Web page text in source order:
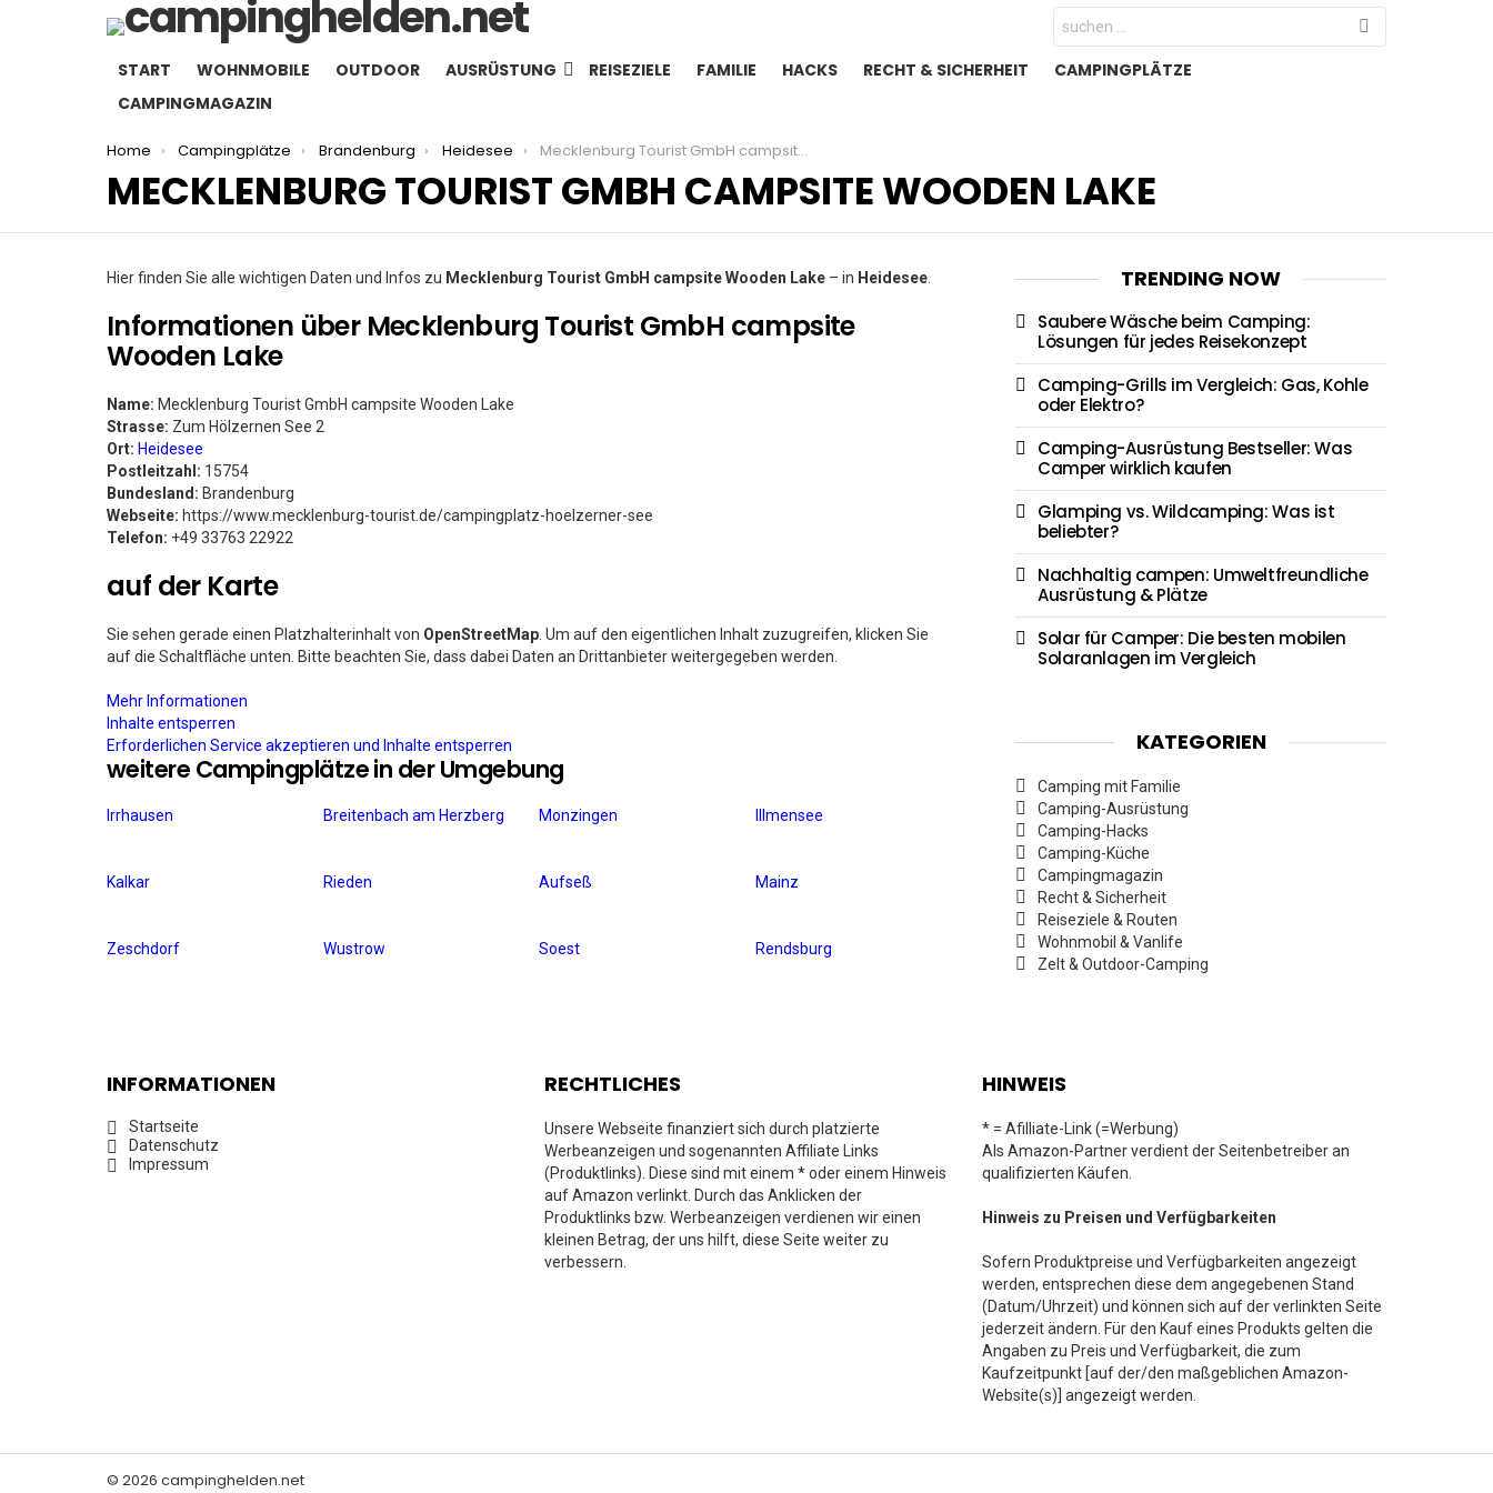
Search
for:
START WOHNMOBILE OUTDOOR AUSRÜSTUNG REISEZIELE FAMILIE HACKS RECHT & SICHERHEIT
CAMPINGPLÄTZE
CAMPINGMAGAZIN
You are here:
Home Campingplätze Brandenburg Heidesee Mecklenburg Tourist GmbH campsite Wooden Lake
MECKLENBURG TOURIST GMBH CAMPSITE WOODEN LAKE
Hier finden Sie alle wichtigen Daten und Infos zu Mecklenburg Tourist GmbH campsite Wooden Lake – in Heidesee
Informationen über Mecklenburg Tourist GmbH campsite
Wooden Lake
Name: Mecklenburg Tourist GmbH campsite Wooden Lake
Strasse: Zum Hölzernen See 2
Ort: Heidesee
Postleitzahl: 15754
Bundesland: Brandenburg
Webseite: https://www.mecklenburg-tourist.de/campingplatz-hoelzerner-see
Telefon: +49 33763 22922
auf der Karte
Sie sehen gerade einen Platzhalterinhalt von OpenStreetMap . Um auf den eigentlichen Inhalt zuzugreifen, klicken Sie
auf die Schaltfläche unten. Bitte beachten Sie, dass dabei Daten an Drittanbieter weitergegeben werden.
Mehr Informationen
Inhalte entsperren
Erforderlichen Service akzeptieren und Inhalte entsperren
weitere Campingplätze in der Umgebung
Irrhausen Breitenbach am Herzberg Monzingen Illmensee
Kalkar Rieden Aufseß Mainz
Zeschdorf Wustrow Soest Rendsburg
TRENDING NOW
Saubere Wäsche beim Camping:
Lösungen für jedes Reisekonzept
Camping-Grills im Vergleich: Gas, Kohle
oder Elektro?
Camping-Ausrüstung Bestseller: Was
Camper wirklich kaufen
Glamping vs. Wildcamping: Was ist
beliebter?
Nachhaltig campen: Umweltfreundliche
Ausrüstung & Plätze
Solar für Camper: Die besten mobilen
Solaranlagen im Vergleich
KATEGORIEN
Camping mit Familie
Camping-Ausrüstung
Camping-Hacks
Camping-Küche
Campingmagazin
Recht & Sicherheit
Reiseziele & Routen
Wohnmobil & Vanlife
Zelt & Outdoor-Camping
INFORMATIONEN
Startseite
Datenschutz
Impressum
RECHTLICHES
Unsere Webseite finanziert sich durch platzierte
Werbeanzeigen und sogenannten Affiliate Links
(Produktlinks). Diese sind mit einem * oder einem Hinweis
auf Amazon verlinkt. Durch das Anklicken der
Produktlinks bzw. Werbeanzeigen verdienen wir einen
kleinen Betrag, der uns hilft, diese Seite weiter zu
verbessern.
HINWEIS
* = Afilliate-Link (=Werbung)
Als Amazon-Partner verdient der Seitenbetreiber an
qualifizierten Käufen.
Hinweis zu Preisen und Verfügbarkeiten
Sofern Produktpreise und Verfügbarkeiten angezeigt
werden, entsprechen diese dem angegebenen Stand
(Datum/Uhrzeit) und können sich auf der verlinkten Seite
jederzeit ändern. Für den Kauf eines Produkts gelten die
Angaben zu Preis und Verfügbarkeit, die zum
Kaufzeitpunkt [auf der/den maßgeblichen Amazon-
Website(s)] angezeigt werden.
© 2026 campinghelden.net